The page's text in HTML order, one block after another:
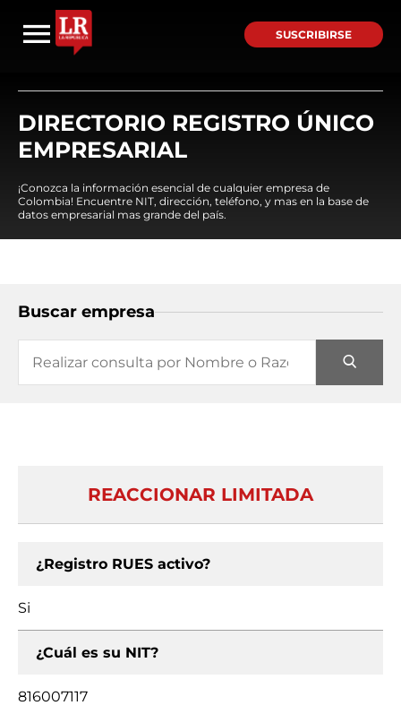
SUSCRIBIRSE
DIRECTORIO REGISTRO ÚNICO
EMPRESARIAL
¡Conozca la información esencial de cualquier empresa de
Colombia! Encuentre NIT, dirección, teléfono, y mas en la base de
datos empresarial mas grande del país.
Buscar empresa
REACCIONAR LIMITADA
¿Registro RUES activo?
Si
¿Cuál es su NIT?
816007117